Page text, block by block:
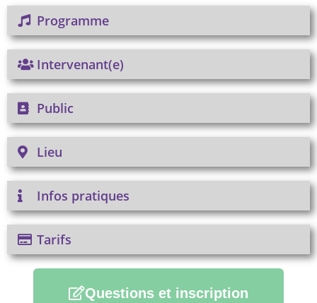
Programme
Intervenant(e)
Public
Lieu
Infos pratiques
Tarifs
Questions et inscription